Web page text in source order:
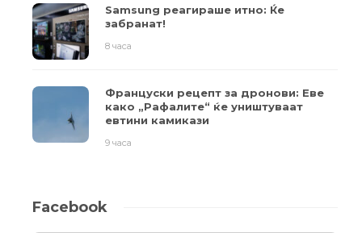
Samsung реагираше итно: Ќе
забранат!
8 часа
Француски рецепт за дронови: Еве
како „Рафалите“ ќе уништуваат
евтини камикази
9 часа
Facebook